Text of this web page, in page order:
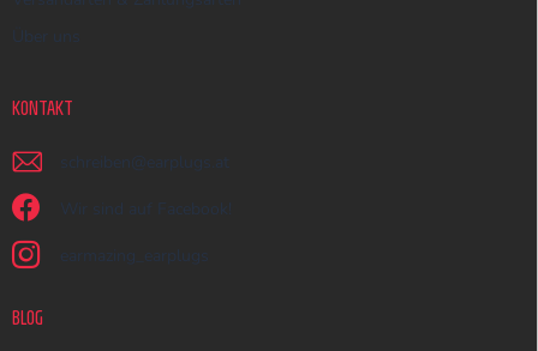
Über uns
KONTAKT
schreiben @ earplugs.at
Wir sind auf Facebook!
earmazing_earplugs
BLOG